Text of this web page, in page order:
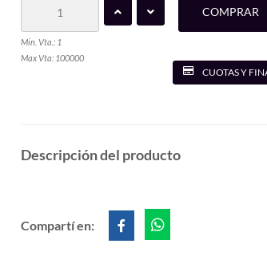
Min. Vta.: 1
Max Vta: 100000
COMPRAR
CUOTAS Y
Descripción del producto
Compartí en: